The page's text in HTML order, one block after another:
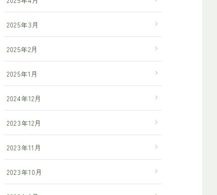
2025年3月
2025年2月
2025年1月
2024年12月
2023年12月
2023年11月
2023年10月